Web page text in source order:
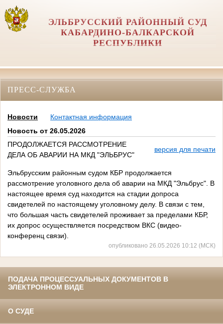
ЭЛЬБРУССКИЙ РАЙОННЫЙ СУД
КАБАРДИНО-БАЛКАРСКОЙ
РЕСПУБЛИКИ
ПРЕСС-СЛУЖБА
Новости
Контактная информация
Новость от 26.05.2026
ПРОДОЛЖАЕТСЯ РАССМОТРЕНИЕ
ДЕЛА ОБ АВАРИИ НА МКД "ЭЛЬБРУС"
версия для печати
Эльбрусским районным судом КБР продолжается
рассмотрение уголовного дела об аварии на МКД "Эльбрус". В
настоящее время суд находится на стадии допроса
свидетелей по настоящему уголовному делу. В связи с тем,
что большая часть свидетелей проживает за пределами КБР,
их допрос осуществляется посредством ВКС (видео-
конференц связи).
опубликовано 26.05.2026 10:12 (МСК)
ПОДАЧА ПРОЦЕССУАЛЬНЫХ ДОКУМЕНТОВ В
ЭЛЕКТРОННОМ ВИДЕ
О СУДЕ